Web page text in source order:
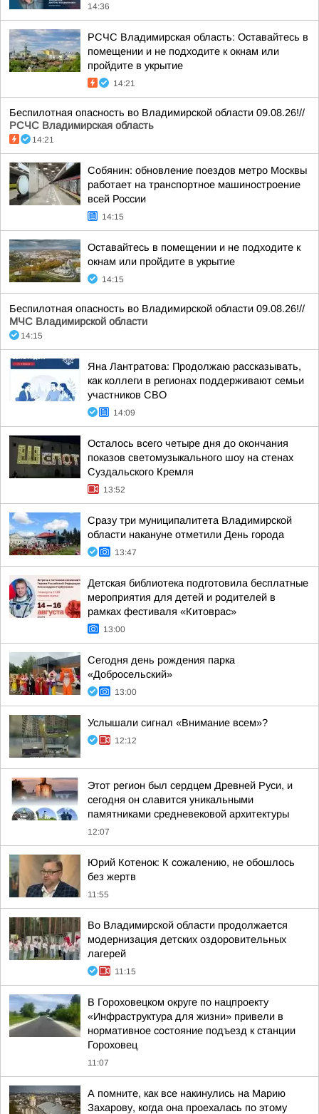
14:36
РСЧС Владимирская область: Оставайтесь в
помещении и не подходите к окнам или
пройдите в укрытие
14:21
Беспилотная опасность во Владимирской области 09.08.26!//
РСЧС Владимирская область
14:21
Собянин: обновление поездов метро Москвы
работает на транспортное машиностроение
всей России
14:15
Оставайтесь в помещении и не подходите к
окнам или пройдите в укрытие
14:15
Беспилотная опасность во Владимирской области 09.08.26!//
МЧС Владимирской области
14:15
Яна Лантратова: Продолжаю рассказывать,
как коллеги в регионах поддерживают семьи
участников СВО
14:09
Осталось всего четыре дня до окончания
показов светомузыкального шоу на стенах
Суздальского Кремля
13:52
Сразу три муниципалитета Владимирской
области накануне отметили День города
13:47
Детская библиотека подготовила бесплатные
мероприятия для детей и родителей в
рамках фестиваля «Китоврас»
13:00
Сегодня день рождения парка
«Добросельский»
13:00
Услышали сигнал «Внимание всем»?
12:12
Этот регион был сердцем Древней Руси, и
сегодня он славится уникальными
памятниками средневековой архитектуры
12:07
Юрий Котенок: К сожалению, не обошлось
без жертв
11:55
Во Владимирской области продолжается
модернизация детских оздоровительных
лагерей
11:15
В Гороховецком округе по нацпроекту
«Инфраструктура для жизни» привели в
нормативное состояние подъезд к станции
Гороховец
11:07
А помните, как все накинулись на Марию
Захарову, когда она проехалась по этому